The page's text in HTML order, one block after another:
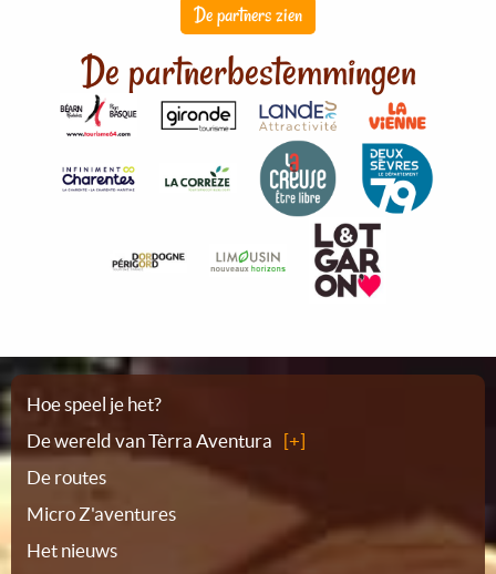
De partners zien
De partnerbestemmingen
Plattegrond
Hoe speel je het?
De wereld van Tèrra Aventura
De routes
Micro Z'aventures
Het nieuws